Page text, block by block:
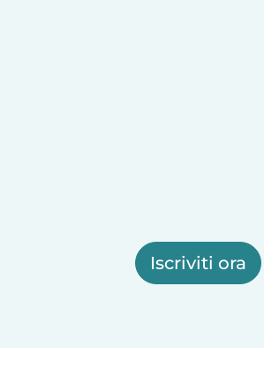
Iscriviti ora